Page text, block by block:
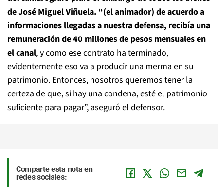
de José Miguel Viñuela. “(el animador) de acuerdo a
informaciones llegadas a nuestra defensa, recibía una
remuneración de 40 millones de pesos mensuales en
el canal, y como ese contrato ha terminado,
evidentemente eso va a producir una merma en su
patrimonio. Entonces, nosotros queremos tener la
certeza de que, si hay una condena, esté el patrimonio
suficiente para pagar”, aseguró el defensor.
Comparte esta nota en
redes sociales: